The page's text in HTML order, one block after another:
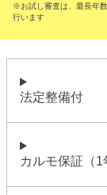
※お試し審査は、最長年
行います
法定整備付
カルモ保証（1